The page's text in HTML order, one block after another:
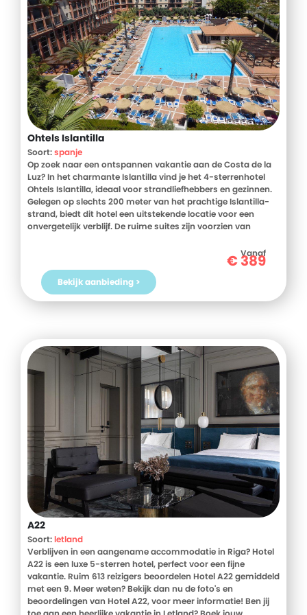
Ohtels Islantilla
Soort:spanje
Op zoek naar een ontspannen vakantie aan de Costa de la
Luz? In het charmante Islantilla vind je het 4-sterrenhotel
Ohtels Islantilla, ideaal voor strandliefhebbers en gezinnen.
Gelegen op slechts 200 meter van het prachtige Islantilla-
strand, biedt dit hotel een uitstekende locatie voor een
onvergetelijk verblijf. De ruime suites zijn voorzien van
te ontspannen na een dag vol activiteiten. Met diverse
buitenzwembaden, een uitgebreid wellnesscentrum en een
gevarieerd animatieprogramma is er voor ieder wat wils.
Ontdek de Andalusische kust vanuit Hotel Ohtels Islantilla.
Boek nu je verblijf bij D-reizen en geniet van een zorgeloze
Vanaf
€389
Bekijk aanbieding >
A22
Soort:letland
Verblijven in een aangename accommodatie in Riga? Hotel
A22 is een luxe 5-sterren hotel, perfect voor een fijne
vakantie. Ruim 613 reizigers beoordelen Hotel A22 gemiddeld
met een 9. Meer weten? Bekijk dan nu de foto's en
beoordelingen van Hotel A22, voor meer informatie! Ben jij